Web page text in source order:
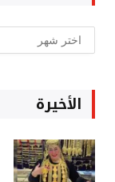
ارشيف
غربة
الأخيرة